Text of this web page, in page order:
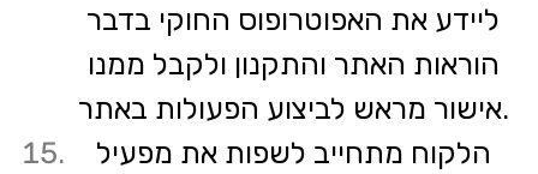
ליידע את האפוטרופוס החוקי בדבר
הוראות האתר והתקנון ולקבל ממנו
אישור מראש לביצוע הפעולות באתר.
הלקוח מתחייב לשפות את מפעיל